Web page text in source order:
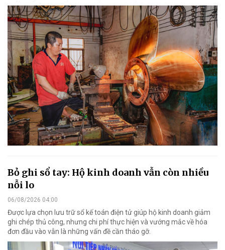
Bỏ ghi sổ tay: Hộ kinh doanh vẫn còn nhiều
nỗi lo
06/08/2026 04:00
Được lựa chọn lưu trữ sổ kế toán điện tử giúp hộ kinh doanh giảm
ghi chép thủ công, nhưng chi phí thực hiện và vướng mắc về hóa
đơn đầu vào vẫn là những vấn đề cần tháo gỡ.